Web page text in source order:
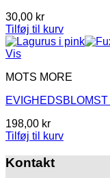
30,00 kr
Tilføj til kurv
Vis
MOTS MORE
198,00 kr
Tilføj til kurv
Kontakt